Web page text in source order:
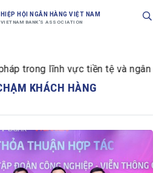
HIỆP HỘI NGÂN HÀNG VIỆT NAM
VIETNAM BANK'S ASSOCIATION
trong lĩnh vực tiền tệ và ngân
KHÁCH HÀNG